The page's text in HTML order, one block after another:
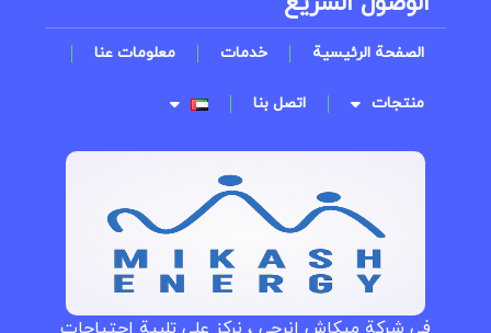
الصفحة الرئيسية خدمات معلومات عنا
منتجات اتصل بنا